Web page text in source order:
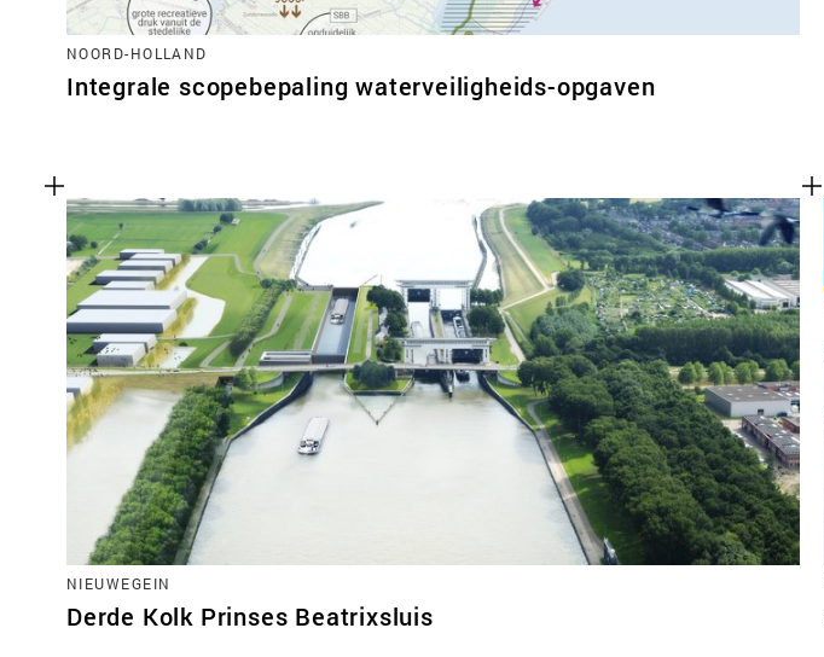
NOORD-HOLLAND
Integrale scopebepaling waterveiligheids-opgaven
NIEUWEGEIN
Derde Kolk Prinses Beatrixsluis